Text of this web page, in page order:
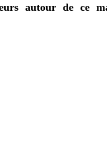
autour de ce